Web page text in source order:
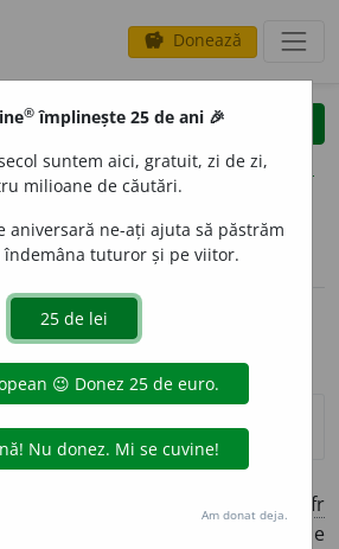
savings Donează
clear
opțiuni
volume_up (50)
fr
De
® împlinește 25 de ani 🎉
suntem aici, gratuit, zi de zi,
milioane de căutări.
aniversară ne-ați ajuta să păstrăm
îndemâna tuturor și pe viitor.
Am donat deja.